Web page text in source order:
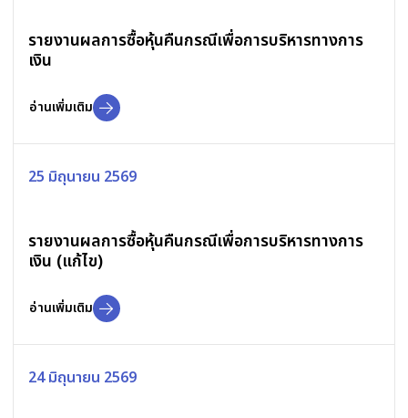
รายงานผลการซื้อหุ้นคืนกรณีเพื่อการบริหารทางการ
เงิน
อ่านเพิ่มเติม
25 มิถุนายน 2569
รายงานผลการซื้อหุ้นคืนกรณีเพื่อการบริหารทางการ
เงิน (แก้ไข)
อ่านเพิ่มเติม
24 มิถุนายน 2569